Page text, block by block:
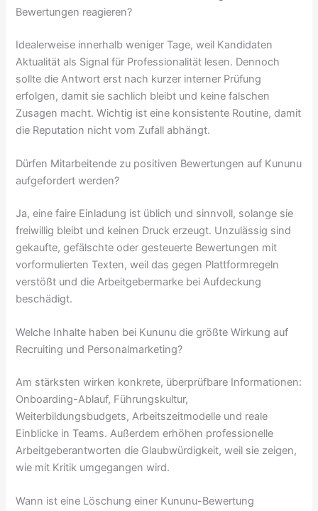
Bewertungen reagieren?
Idealerweise innerhalb weniger Tage, weil Kandidaten
Aktualität als Signal für Professionalität lesen. Dennoch
sollte die Antwort erst nach kurzer interner Prüfung
erfolgen, damit sie sachlich bleibt und keine falschen
Zusagen macht. Wichtig ist eine konsistente Routine, damit
die Reputation nicht vom Zufall abhängt.
Dürfen Mitarbeitende zu positiven Bewertungen auf Kununu
aufgefordert werden?
Ja, eine faire Einladung ist üblich und sinnvoll, solange sie
freiwillig bleibt und keinen Druck erzeugt. Unzulässig sind
gekaufte, gefälschte oder gesteuerte Bewertungen mit
vorformulierten Texten, weil das gegen Plattformregeln
verstößt und die Arbeitgebermarke bei Aufdeckung
beschädigt.
Welche Inhalte haben bei Kununu die größte Wirkung auf
Recruiting und Personalmarketing?
Am stärksten wirken konkrete, überprüfbare Informationen:
Onboarding-Ablauf, Führungskultur,
Weiterbildungsbudgets, Arbeitszeitmodelle und reale
Einblicke in Teams. Außerdem erhöhen professionelle
Arbeitgeberantworten die Glaubwürdigkeit, weil sie zeigen,
wie mit Kritik umgegangen wird.
Wann ist eine Löschung einer Kununu-Bewertung